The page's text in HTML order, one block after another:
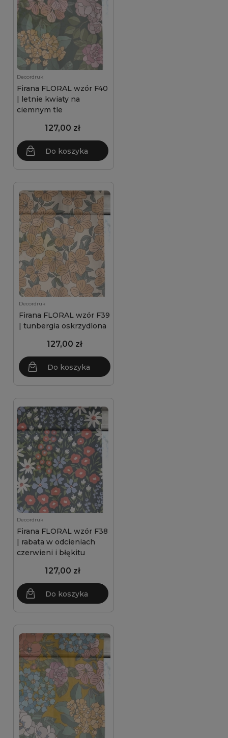
Decordruk
Firana FLORAL wzór F40
| letnie kwiaty na
ciemnym tle
127,00 zł
Do koszyka
Decordruk
Firana FLORAL wzór F39
| tunbergia oskrzydlona
127,00 zł
Do koszyka
Decordruk
Firana FLORAL wzór F38
| rabata w odcieniach
czerwieni i błękitu
127,00 zł
Do koszyka